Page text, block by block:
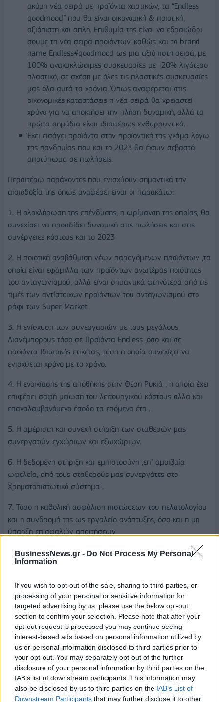
BusinessNews.gr - Do Not Process My Personal
Information
If you wish to opt-out of the sale, sharing to third parties, or
processing of your personal or sensitive information for
targeted advertising by us, please use the below opt-out
section to confirm your selection. Please note that after your
opt-out request is processed you may continue seeing
interest-based ads based on personal information utilized by
us or personal information disclosed to third parties prior to
your opt-out. You may separately opt-out of the further
disclosure of your personal information by third parties on the
IAB’s list of downstream participants. This information may
also be disclosed by us to third parties on the IAB’s List of
Downstream Participants that may further disclose it to other
ακόμη νέα σειρά με προϊόντα χαρτικών, τα “Endless
goodmood” που θα είναι οικονομική & ποιοτική,
αξιόπιστη και απλή. Επιθυμία της είναι να εδραιώδρι
σουμε τη νέα σειρά προϊόντων, καθώς και το brand
name Endless#goodmood ως μια αξιόπιστη σειρά, με
100% ανακυκλώσιμες συσκευασίες με -20% λιγότερο
πλαστικό, σε σχέση με όλες τις πλαστικές συσκευασίες
μας όλα αυτά τα χρόνια. Όπως αναφέρεται στις
οικονομικές καταστάσεις η νέα σειρά θα χρειαστεί
χρόνο για να αποκτήσει την πλήρη δυναμική, αλλά τα
πρώτα σημάδια είναι ιδιαιτέρως ενθαρρυντικά.
Έχει εισάγει προϊόντα στην προϊοντική της γκάμα λόγω
της πανδημίας που και το 2023 θα έχουν σεβαστό
αποτύπωμα σε πωλήσεις.
Περαιτέρω παράγοντες που ενισχύουν σημαντικά την
αισιοδοξία της όπως αναφέρει είναι οι παρακάτω:
1. Η ολοκλήρωση της επένδυσης, η ωρίμανση της οποίας, θα
συνεχίσει να προσδίδει δυναμική στις πωλήσεις και στις
συνέργειες κόστους και το 2023
2. Η ποιοτική αναβάθμιση νέων παραγόμενων προϊόντων ,τα
οποία είναι εφάμιλλα των προϊόντων ανωτέρας ποιότητας
του ανταγωνισμού, αλλά είναι σημαντικά φτηνότερα από τις
τιμές των αντίστοιχων προϊόντων του ανταγωνισμού στο
ράφι των Super Market.
3. Η ενίσχυση των συνεργασιών με τους μεγάλους
Λιανέμπορους τόσο σε Προϊόντα Endless ,όσο και σε
προϊόντα Ιδιωτικής ετικέτας, τάση η οποία συνεχίζει να
ενισχύεται χρόνο με το χρόνο.
4. Η ενοικίασης της αποθήκης στην Θέση Ρυκιά , η οποία έχει
επιφέρει σαφή μείωση του λειτουργικού κόστους αλλά και
επαναλαμβανόμενο έσοδο τα επόμενα έτη .
5. Η αμέριστη και συνεχή στήριξη των σταθερών μας
συνεργατών εγχώριων και εξωχώριων.
6. Η δεδομένη στήριξη και εμπιστοσύνη ,επ’ αμοιβαία
ωφελεία, από τους σταθερούς μας συνεργάτες στο
Χρηματοπιστωτικό σύστημα .
7. Τόσο η καθολική ασφάλιση πιστώσεων του πελατολογίου
και η συνδρομή της ως εργαλείο ανάπτυξης, όσο και η μη
ύπαρξη επισφαλών απαιτήσεων
8. Η ποιοτική υπεροχή της εταιρείας , δεδομένου του
διαφορετικού Mix πωλήσεων μεταξύ Brand Name & Private
9. Η υψηλή διασπορά του πελατολογίου της εταιρείας καθώς
και της αναλογικής γεωγραφικής κάλυψης των πωλήσεων
της έναντι του ανταγωνισμού.
Ακόμη αναφοράς χρήζει το γεγονός πως η εταιρεία δηλώνει
πως παρακολουθεί στενά τις εξελίξεις στον Κλάδο Χαρτικών
(και όχι μόνο), προκειμένου εάν παρουσιαστεί η κατάλληλη
ευκαιρία, να συνεργαστεί με σκοπό αμοιβαία οφέλη και
συνέργειες.